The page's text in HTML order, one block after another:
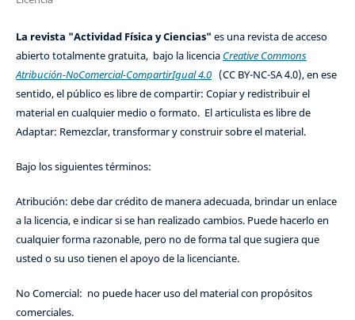
La revista "Actividad Física y Ciencias" es una revista de acceso
abierto totalmente gratuita, bajo la licencia Creative Commons
Atribución-NoComercial-CompartirIgual 4.0(CC BY-NC-SA 4.0), en ese
sentido, el público es libre de compartir: Copiar y redistribuir el
material en cualquier medio o formato. El articulista es libre de
Adaptar: Remezclar, transformar y construir sobre el material.
Bajo los siguientes términos:
Atribución: debe dar crédito de manera adecuada, brindar un enlace
a la licencia, e indicar si se han realizado cambios. Puede hacerlo en
cualquier forma razonable, pero no de forma tal que sugiera que
usted o su uso tienen el apoyo de la licenciante.
No Comercial: no puede hacer uso del material con propósitos
comerciales.